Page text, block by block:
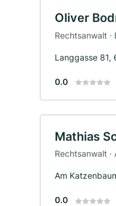
Oliver
Rechtsanwalt ·
Langgasse 81,
0.0
Mathias
Rechtsanwalt ·
Am
0.0